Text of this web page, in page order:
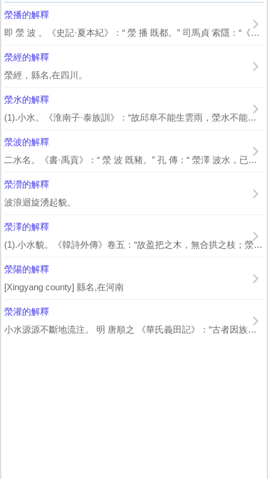
滎播的解釋
即 滎 波 。《史記·夏本紀》：“ 滎 播 既都。” 司馬貞 索隱：“《古...
滎經的解釋
滎經，縣名,在四川。
滎水的解釋
(1).小水。《淮南子·泰族訓》：“故邱阜不能生雲雨，滎水不能生魚鱉者，小也。...
滎波的解釋
二水名。《書·禹貢》：“ 滎 波 既豬。” 孔 傳：“ 滎澤 波水，已成遏豬...
滎瀯的解釋
波浪迴旋湧起貌。
滎澤的解釋
(1).小水貌。《韓詩外傳》卷五：“故盈把之木，無合拱之枝；滎澤之水，無吞舟之魚...
滎陽的解釋
[Xingyang county] 縣名,在河南
滎灌的解釋
小水源源不斷地流注。 明 唐順之 《華氏義田記》：“古者因族而立之宗。族人有餘...